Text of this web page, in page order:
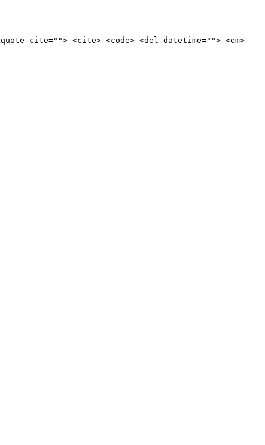
cite=""> <cite> <code> <del datetime=""> <em>